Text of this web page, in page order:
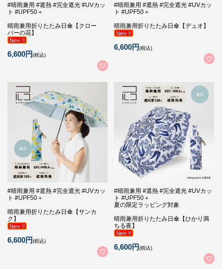
#晴雨兼用 #遮熱 #完全遮光 #UVカッ
ト #UPF50＋
晴雨兼用折りたたみ日傘【クロー
バーの花】
6,600円(税込)
#晴雨兼用 #遮熱 #完全遮光 #UVカッ
ト #UPF50＋
晴雨兼用折りたたみ日傘【デュオ】
6,600円(税込)
#晴雨兼用 #遮熱 #完全遮光 #UVカッ
ト #UPF50＋
晴雨兼用折りたたみ日傘【サンカ
ク】
6,600円(税込)
#晴雨兼用 #遮熱 #完全遮光 #UVカッ
ト #UPF50＋
夏の限定ラッピング対象
晴雨兼用折りたたみ日傘【ひかり満
ちる夜】
6,600円(税込)